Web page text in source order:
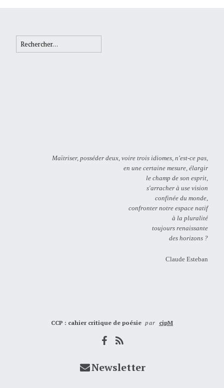
Rechercher :
Maïtriser, posséder deux, voire trois idiomes, n'est-ce pas,
en une certaine mesure, élargir
le champ de son esprit,
s'arracher à use vision
confinée du monde,
confronter notre espace natif
à la pluralité
toujours renaissante
des horizons ?
Claude Esteban
CCP : cahier critique de poésie par cipM
Newsletter